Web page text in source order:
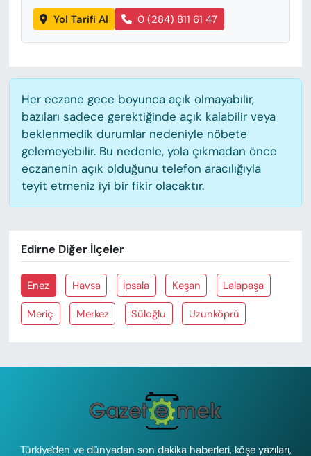
Yol Tarifi Al 0 (284) 811 61 47
Her eczane gece boyunca açık olmayabilir,
bazıları sadece gerektiğinde açık kalabilir veya
beklenmedik durumlar nedeniyle nöbete
gelemeyebilir. Bu nedenle, yola çıkmadan önce
eczanenin açık olduğunu telefon aracılığıyla
teyit etmeniz iyi bir fikir olacaktır.
Edirne Diğer İlçeler
Enez Havsa İpsala Keşan Lalapaşa
Meriç Merkez Süloğlu Uzunköprü
Türkiye'den ve dünyadan son dakika haberleri, köşe yazıları,
ÖZEL HABER
YAZAR KÖŞESİ
SİYASET